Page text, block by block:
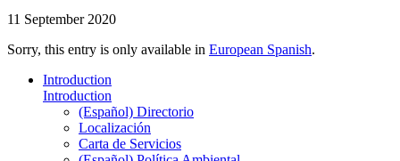
11 September 2020
Sorry, this entry is only available in European Spanish.
Introduction
Introduction
(Español) Directorio
Localización
Carta de Servicios